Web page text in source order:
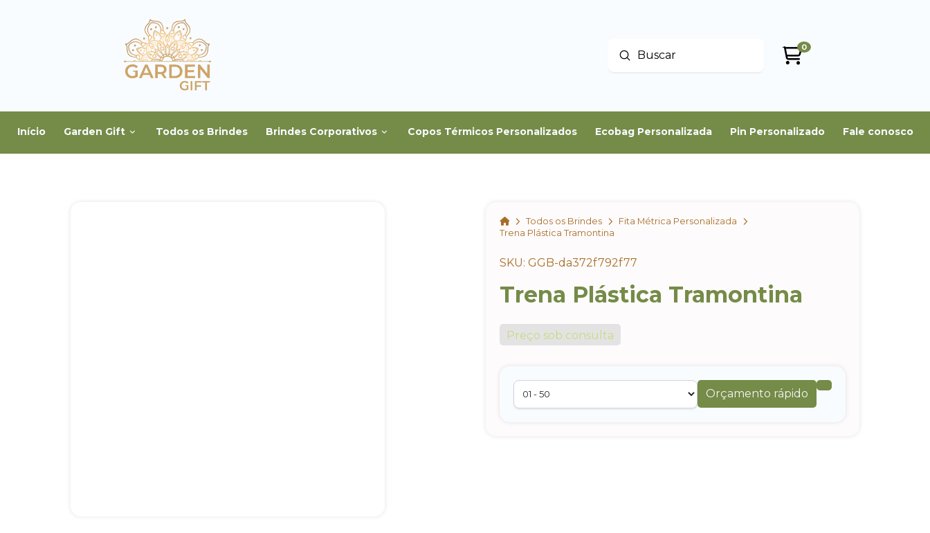
Buscar
Enviar
0
Início Garden Gift Todos os Brindes Brindes Corporativos Copos Térmicos Personalizados Ecobag Personalizada Pin Personalizado Fale conosco
HomeTodos os Brindes
Fita Métrica Personalizada
Trena Plástica Tramontina
SKU: GGB-da372f792f77
Trena Plástica Tramontina
Preço sob consulta
Orçamento rápido